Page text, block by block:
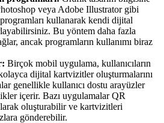
veya Adobe Illustrator gibi
kullanarak kendi dijital
Bu yöntem daha fazla
ancak programların kullanımı biraz
Birçok mobil uygulama, kullanıcıların
dijital kartvizitler oluşturmalarını
genellikle kullanıcı dostu arayüzler
içerir. Bazı uygulamalar QR
oluşturabilir ve kartvizitleri
gönderebilir.